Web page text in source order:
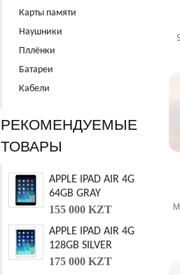
Карты памяти
Наушники
Пллёнки
Батареи
Кабели
РЕКОМЕНДУЕМЫЕ
ТОВАРЫ
APPLE IPAD AIR 4G
64GB GRAY
155 000 KZT
APPLE IPAD AIR 4G
128GB SILVER
175 000 KZT